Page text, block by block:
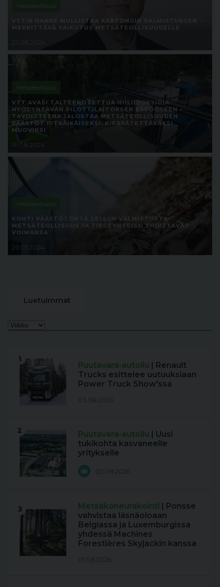
Metsäteollisuus
VTT:N HANKE MULLISTAA KARTONGIN VALMISTUKSEN -
MERKITTÄVÄ VAIKUTUS METSÄTEOLLISUUDELLE
22.08.2024
Metsäteollisuus
VTT AVASI TALTEENOTETTUA HIILIDIOKSIDIA
HYÖDYNTÄVÄN PILOTTILAITOKSEN ESPOOSEEN –
TAVOITTEENA JALOSTAA METSÄTEOLLISUUDEN
PÄÄSTÖT PITKÄIKÄISEKSI, KIERRÄTETTÄVÄKSI
MUOVIKSI
16.08.2024
Metsäteollisuus
KOHTI PÄÄSTÖTÖNTÄ SELLUN VALMISTUSTA:
METSÄTEOLLISUUS JA TIEDEYHTEISÖ YHDISTÄVÄT
VOIMANSA
20.01.2024
Luetuimmat
1
Puutavara-autoilu | Renault
Trucks esittelee uutuuksiaan
Power Truck Show'ssa
03.08.2026
2 Puutavara-autoilu | Uusi
tukikohta kasvaneelle
yritykselle
02.08.2026
3 Metsäkoneurakointi | Ponsse
vahvistaa läsnäoloaan
Belgiassa ja Luxemburgissa
yhdessä Machines
Forestières Skyjackin kanssa
01.08.2026